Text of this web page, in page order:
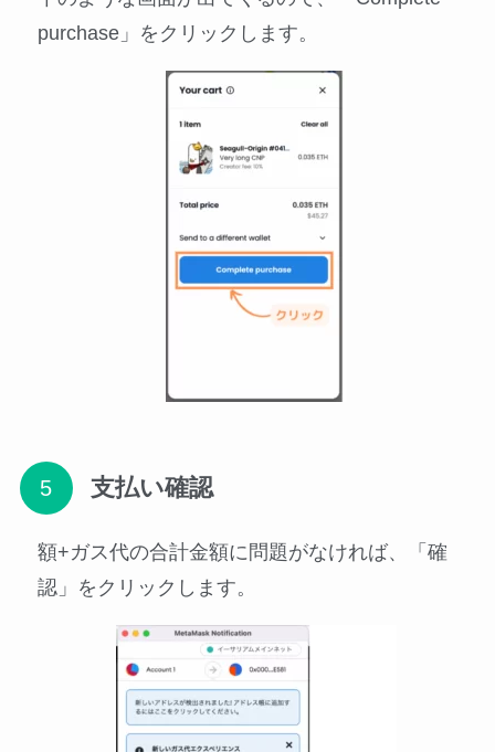
purchase」をクリックします。
支払い確認
額+ガス代の合計金額に問題がなければ、「確
認」をクリックします。